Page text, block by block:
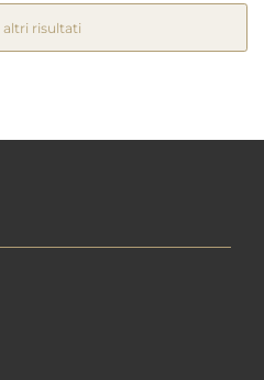
altri risultati